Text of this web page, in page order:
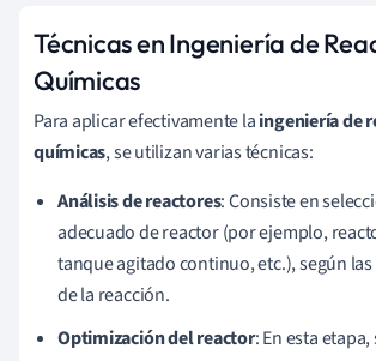
Técnicas en Ingeniería de
Químicas
Para aplicar efectivamente laingeniería de
químicas, se utilizan varias técnicas:
Análisis de reactores: Consiste en
adecuado de reactor (por ejemplo,
tanque agitado continuo, etc.), según
de la reacción.
Optimización del reactor: En esta